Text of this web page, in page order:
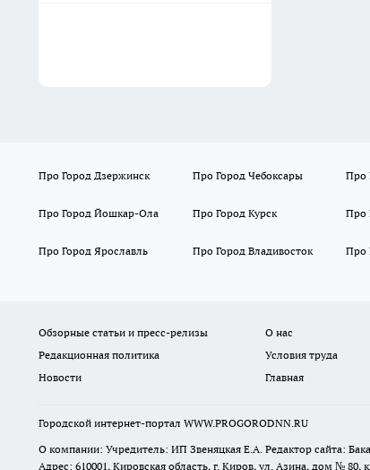
Про Город Дзержинск Про Город Чебоксары Про
Про Город Йошкар-Ола Про Город Курск Про
Про Город Ярославль Про Город Владивосток Про
Обзорные статьи и пресс-релизы О нас
Редакционная политика
Условия труда
Новости
Главная
Городской интернет-портал WWW.PROGORODNN.RU
О компании: Учредитель: ИП Звеняцкая Е.А. Редактор сайта:
Адрес: 610001, Кировская область, г. Киров, ул. Азина, дом № 80,